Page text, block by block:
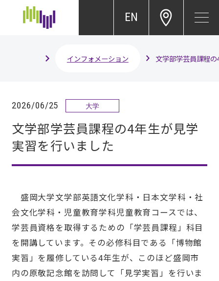
EN
インフォメーション 文学部学芸員課程
2026/06/25 大学
文学部学芸員課程の4年生が見学
実習を行いました
盛岡大学文学部英語文化学科・日本文学科・社
会文化学科・児童教育学科児童教育コースでは、
学芸員資格を取得するための「学芸員課程」科目
を開講しています。その必修科目である「博物館
実習」を履修している4年生が、このほど盛岡市
内の原敬記念館を訪問して「見学実習」を行いま